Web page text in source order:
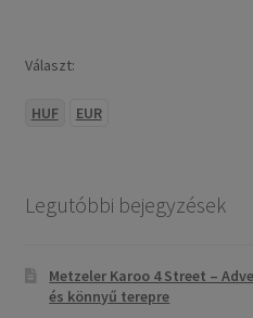
Választ:
HUF EUR
Legutóbbi bejegyzések
Metzeler Karoo 4 Street –
és könnyű terepre